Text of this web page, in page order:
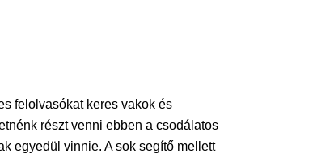
felolvasókat keres vakok és
részt venni ebben a csodálatos
egyedül vinnie. A sok segítő mellett